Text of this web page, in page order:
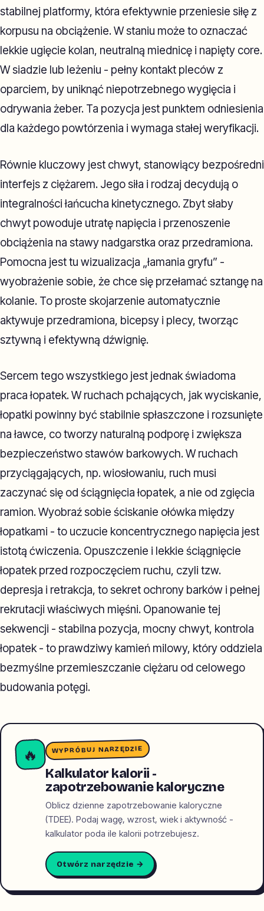
stabilnej platformy, która efektywnie przeniesie siłę z
korpusu na obciążenie. W staniu może to oznaczać
lekkie ugięcie kolan, neutralną miednicę i napięty core.
W siadzie lub leżeniu - pełny kontakt pleców z
oparciem, by uniknąć niepotrzebnego wygięcia i
odrywania żeber. Ta pozycja jest punktem odniesienia
dla każdego powtórzenia i wymaga stałej weryfikacji.
Równie kluczowy jest chwyt, stanowiący bezpośredni
interfejs z ciężarem. Jego siła i rodzaj decydują o
integralności łańcucha kinetycznego. Zbyt słaby
chwyt powoduje utratę napięcia i przenoszenie
obciążenia na stawy nadgarstka oraz przedramiona.
Pomocna jest tu wizualizacja „łamania gryfu” -
wyobrażenie sobie, że chce się przełamać sztangę na
kolanie. To proste skojarzenie automatycznie
aktywuje przedramiona, bicepsy i plecy, tworząc
sztywną i efektywną dźwignię.
Sercem tego wszystkiego jest jednak świadoma
praca łopatek. W ruchach pchających, jak wyciskanie,
łopatki powinny być stabilnie spłaszczone i rozsunięte
na ławce, co tworzy naturalną podporę i zwiększa
bezpieczeństwo stawów barkowych. W ruchach
przyciągających, np. wiosłowaniu, ruch musi
zaczynać się od ściągnięcia łopatek, a nie od zgięcia
ramion. Wyobraź sobie ściskanie ołówka między
łopatkami - to uczucie koncentrycznego napięcia jest
istotą ćwiczenia. Opuszczenie i lekkie ściągnięcie
łopatek przed rozpoczęciem ruchu, czyli tzw.
depresja i retrakcja, to sekret ochrony barków i pełnej
rekrutacji właściwych mięśni. Opanowanie tej
sekwencji - stabilna pozycja, mocny chwyt, kontrola
łopatek - to prawdziwy kamień milowy, który oddziela
bezmyślne przemieszczanie ciężaru od celowego
budowania potęgi.
🔥 WYPRÓBUJ NARZĘDZIE
Kalkulator kalorii -
zapotrzebowanie kaloryczne
Oblicz dzienne zapotrzebowanie kaloryczne
(TDEE). Podaj wagę, wzrost, wiek i aktywność -
kalkulator poda ile kalorii potrzebujesz.
Otwórz narzędzie →